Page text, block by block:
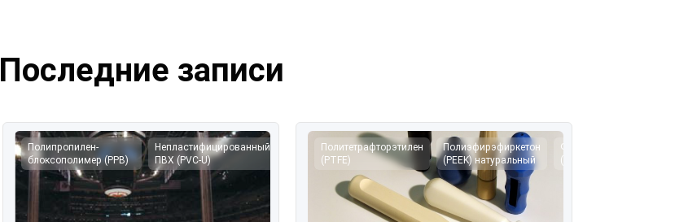
Последние записи
Полипропилен-
блоксополимер (PPB)
Непластифицированный
ПВХ (PVC-U)
Политетрафторэтилен
(PTFE)
Полиэфирэфиркетон
(PEEK) натуральный
Фторэтиленпропилен
(FEP)